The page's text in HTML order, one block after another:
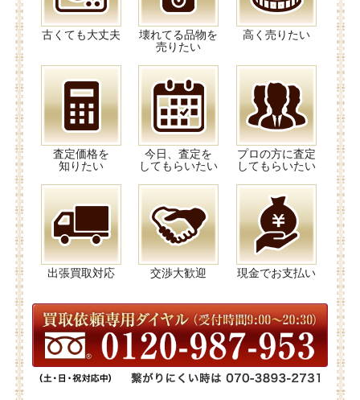
古くても大丈夫
壊れてる品物を
売りたい
高く売りたい
査定価格を
知りたい
今日、査定を
してもらいたい
プロの方に査定
してもらいたい
出張買取対応 交渉大歓迎 現金でお支払い